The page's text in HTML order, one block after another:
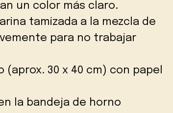
un color más claro.
tamizada a la mezcla de
para no trabajar
30 x 40 cm) con papel
la bandeja de horno